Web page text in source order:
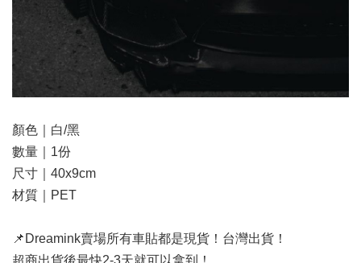
顏色｜白/黑
數量｜1份
尺寸｜40x9cm
材質｜PET
📌Dreamink賣場所有車貼都是現貨！台灣出貨！
超商出貨後最快2-3天就可以拿到！